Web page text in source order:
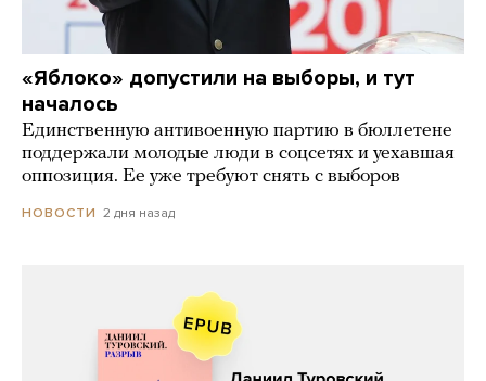
«Яблоко» допустили на выборы, и тут
началось
Единственную антивоенную партию в бюллетене
поддержали молодые люди в соцсетях и уехавшая
оппозиция. Ее уже требуют снять с выборов
НОВОСТИ 2 дня назад